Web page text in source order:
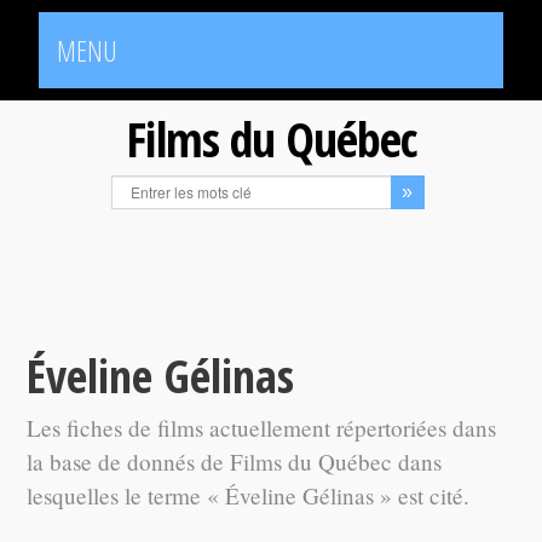
MENU
Films du Québec
Éveline Gélinas
Les fiches de films actuellement répertoriées dans
la base de donnés de Films du Québec dans
lesquelles le terme « Éveline Gélinas » est cité.